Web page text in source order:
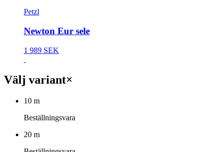
Petzl
Newton Eur sele
1 989 SEK
Välj variant×
10 m
Beställningsvara
20 m